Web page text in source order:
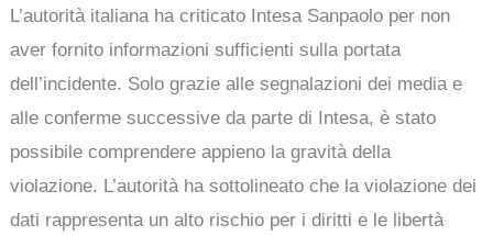
L’autorità italiana ha criticato Intesa Sanpaolo per non
aver fornito informazioni sufficienti sulla portata
dell’incidente. Solo grazie alle segnalazioni dei media e
alle conferme successive da parte di Intesa, è stato
possibile comprendere appieno la gravità della
violazione. L’autorità ha sottolineato che la violazione dei
dati rappresenta un alto rischio per i diritti e le libertà